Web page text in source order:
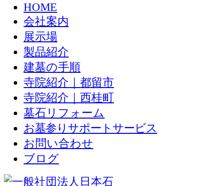
HOME
会社案内
展示場
製品紹介
建墓の手順
寺院紹介｜都留市
寺院紹介｜西桂町
墓石リフォーム
お墓参りサポートサービス
お問い合わせ
ブログ